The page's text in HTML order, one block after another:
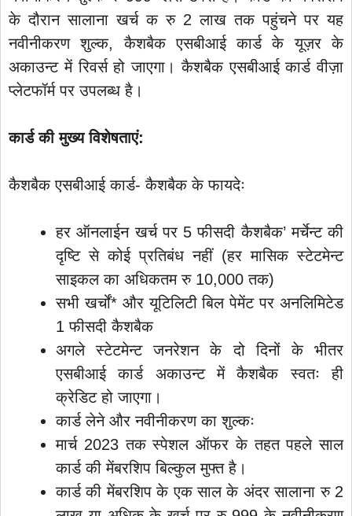
के दौरान सालाना खर्च क रु 2 लाख तक पहुंचने पर यह
नवीनीकरण शुल्क, कैशबैक एसबीआई कार्ड के यूज़र के
अकाउन्ट में रिवर्स हो जाएगा। कैशबैक एसबीआई कार्ड वीज़ा
प्लेटफॉर्म पर उपलब्ध है।
कार्ड की मुख्य विशेषताएं:
कैशबैक एसबीआई कार्ड- कैशबैक के फायदेः
हर ऑनलाईन खर्च पर 5 फीसदी कैशबैक’ मर्चेन्ट की
दृष्टि से कोई प्रतिबंध नहीं (हर मासिक स्टेटमेन्ट
साइकल का अधिकतम रु 10,000 तक)
सभी खर्चों* और यूटिलिटी बिल पेमेंट पर अनलिमिटेड
1 फीसदी कैशबैक
अगले स्टेटमेन्ट जनरेशन के दो दिनों के भीतर
एसबीआई कार्ड अकाउन्ट में कैशबैक स्वतः ही
क्रेडिट हो जाएगा।
कार्ड लेने और नवीनीकरण का शुल्कः
मार्च 2023 तक स्पेशल ऑफर के तहत पहले साल
कार्ड की मेंबरशिप बिल्कुल मुफ्त है।
कार्ड की मेंबरशिप के एक साल के अंदर सालाना रु 2